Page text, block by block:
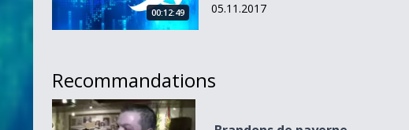
00:12:49 05.11.2017
Recommandations
Brandons de payerne